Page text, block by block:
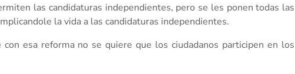
las candidaturas independientes, pero se les ponen todas las
la vida a las candidaturas independientes.
esa reforma no se quiere que los ciudadanos participen en los